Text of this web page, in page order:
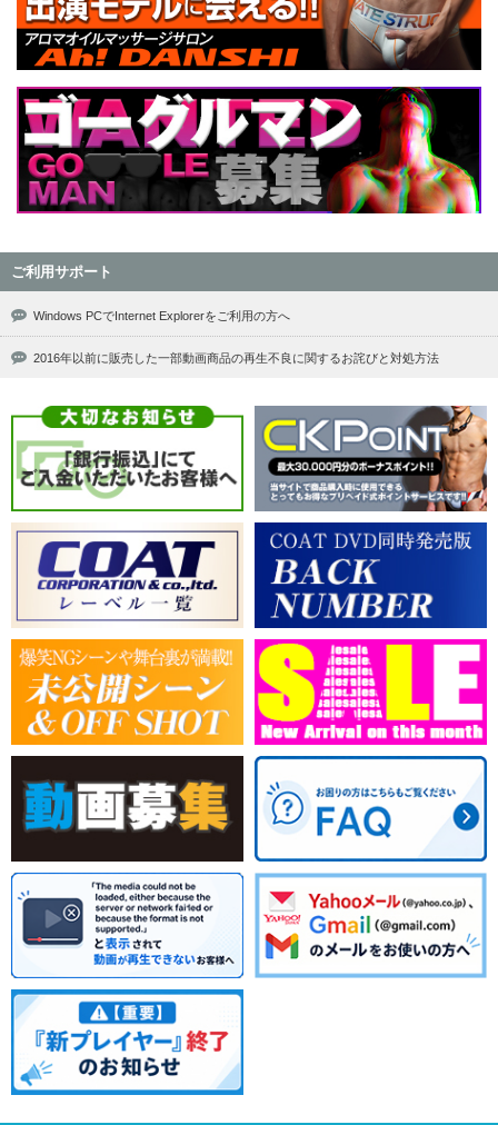
ご利用サポート
Windows PCでInternet Explorerをご利用の方へ
2016年以前に販売した一部動画商品の再生不良に関するお詫びと対処方法